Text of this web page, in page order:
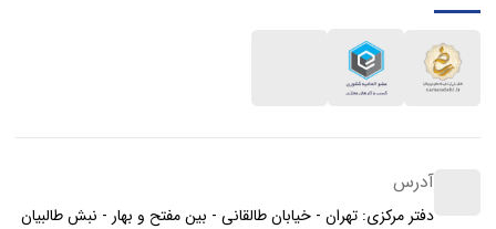
آدرس
دفتر مرکزی: تهران - خیابان طالقانی - بین مفتح و بهار - نبش طالبیان